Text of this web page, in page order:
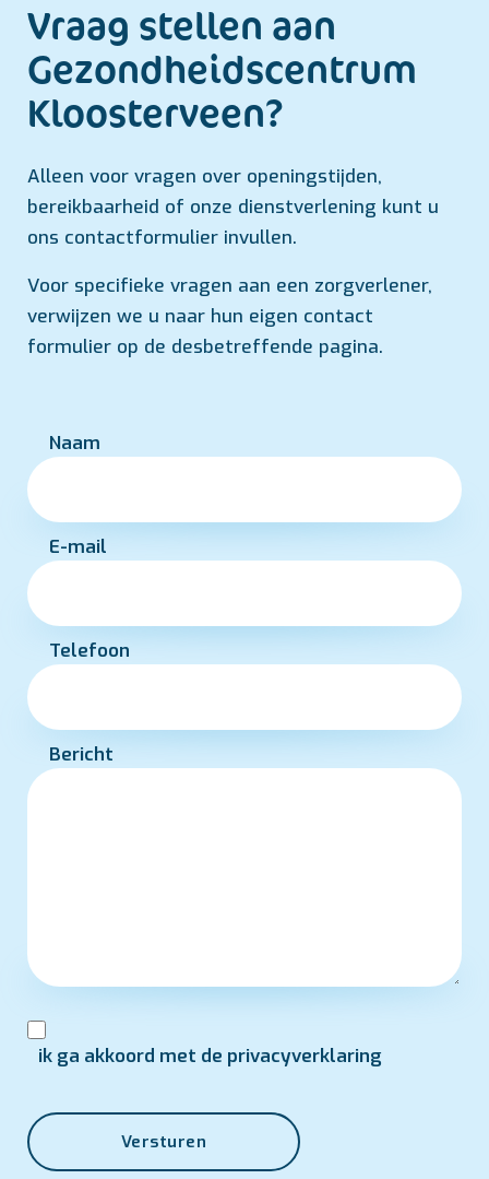
Vraag stellen aan
Gezondheids­centrum
Kloosterveen?
Alleen voor vragen over openingstijden,
bereikbaarheid of onze dienstverlening kunt u
ons contactformulier invullen.
Voor specifieke vragen aan een zorgverlener,
verwijzen we u naar hun eigen contact
formulier op de desbetreffende pagina.
Naam
E-mail
Telefoon
Bericht
ik ga akkoord met de privacyverklaring
Versturen